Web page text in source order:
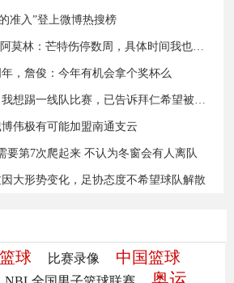
准入”登上微博热搜榜
加盟1年半就上了32场!阿莫林：芒特伤停数周，具体时间我也不知道
，詹俊：今年有机会拿个奖杯么
18岁澳国脚伊兰昆达：我想踢一线队比赛，已告诉拜仁希望被外租
伟极有可能加盟南通支云
要第7次爬起来 不认为冬窗会有人离队
大形势变化，足协态度不希望球队解散
篮球 比赛录像 中国篮球